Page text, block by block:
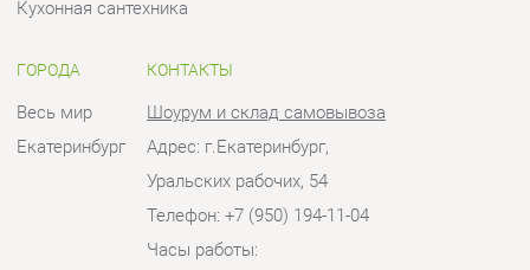
Уральских рабочих, 54
Часы работы:
Пн - Пт:10:00 - 20:00 (GMT+5)
Отправить сообщение
© 2009-2026 Кухни Екатеринбург